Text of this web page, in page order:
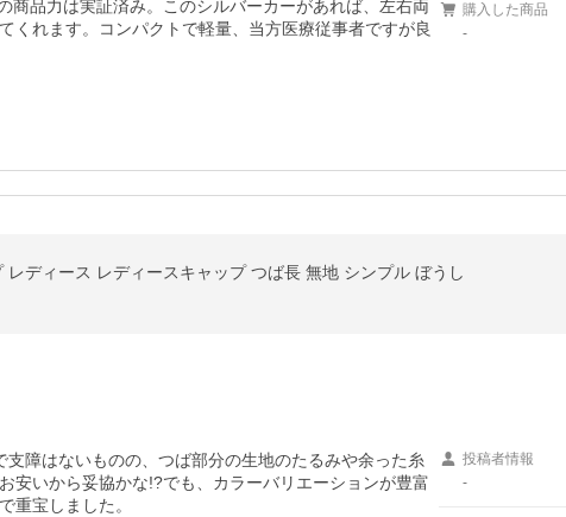
商品力は実証済み。このシルバーカーがあれば、左右両
くれます。コンパクトで軽量、当方医療従事者ですが良
購入した商品
-
ディース レディースキャップ つば長 無地 シンプル ぼうし
障はないものの、つば部分の生地のたるみや余った糸
安いから妥協かな!?でも、カラーバリエーションが豊富
重宝しました。
投稿者情報
-